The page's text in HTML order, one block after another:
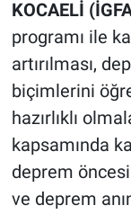
KOCAELİ
programı ile
artırılması,
biçimlerini
hazırlıklı
kapsamında
deprem
ve deprem